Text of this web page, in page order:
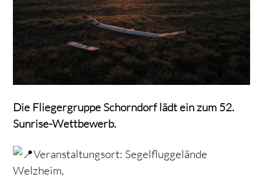
Die Fliegergruppe Schorndorf lädt ein zum 52.
Sunrise-Wettbewerb.
Veranstaltungsort: Segelfluggelände
Welzheim,